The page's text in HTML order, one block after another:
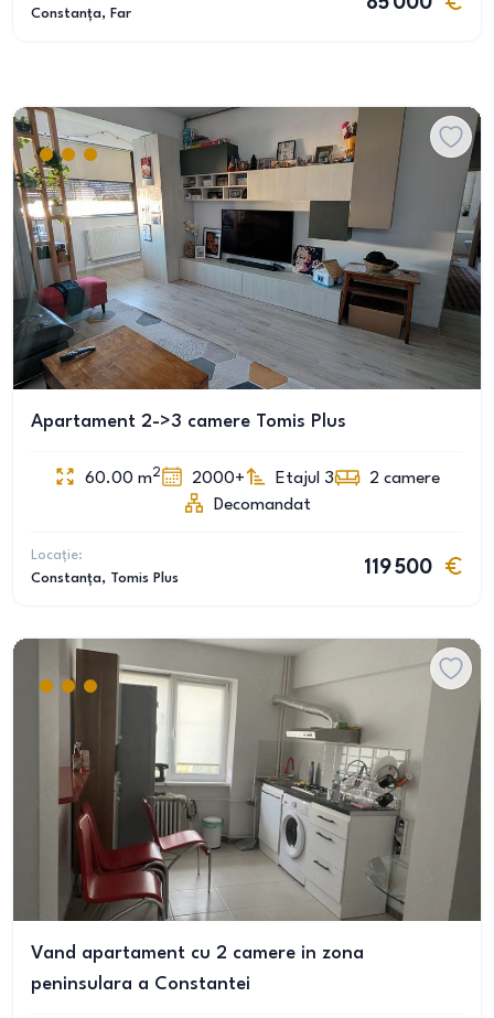
Constanța, Far
Apartament 2->3 camere Tomis Plus
60.00 m2 2000+ Etajul 3 2 camere
Decomandat
Locație:
Constanța, Tomis Plus
119 500
Vand apartament cu 2 camere in zona
peninsulara a Constantei